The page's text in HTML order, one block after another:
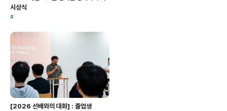
시상식
#
[2026 선배와의 대화] : 졸업생